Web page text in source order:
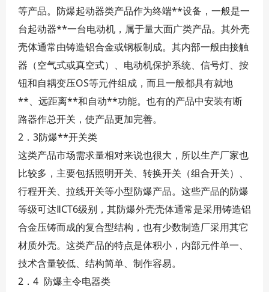
等产品。防爆起动器类产品作为终端**设备，一般是一
台起动器**一台电动机，属于量大面广类产品。其外壳
壳体通常由铸造铝合金或钢板制成。其内部一般由接触
器（空气式或真空式）、电动机保护系统、信号灯、按
钮和自耦变压OS等元件组成，而且一般都具有就地
**、远距离**和自动**功能。也有的产品中安装有断
路器作总开关，使产品更加完善。
2．3防爆**开关类
这类产品市场需求量相对来说也很大，所以生产厂家也
比较多，主要包括照明开关、转换开关（组合开关）、
行程开关、拉线开关等小型防爆产品。这些产品的防爆
等级可达ⅡCT6级别，其防爆外壳壳体通常是采用铸造铝
合金压铸而成的复合型结构，也有少数制造厂采用其它
材质外壳。这类产品的特点是体积小，内部元件单一、
技术含量较低、结构简单、制作容易。
2．4 防爆主令电器类